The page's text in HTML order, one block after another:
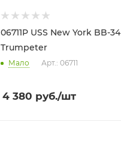
06711P USS New York BB-34
Trumpeter
Мало Арт.: 06711
4 380 руб./шт